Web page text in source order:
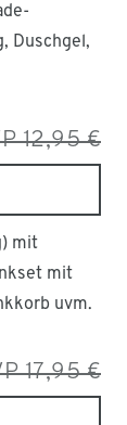
Duschgel,
12,95 €
mit
mit
uvm.
17,95 €